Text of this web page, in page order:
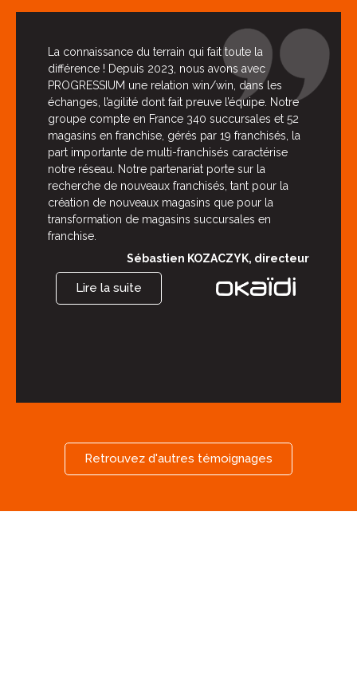
La connaissance du terrain qui fait toute la
différence ! Depuis 2023, nous avons avec
PROGRESSIUM une relation win/win, dans les
échanges, l’agilité dont fait preuve l’équipe. Notre
groupe compte en France 340 succursales et 52
magasins en franchise, gérés par 19 franchisés, la
part importante de multi-franchisés caractérise
notre réseau. Notre partenariat porte sur la
recherche de nouveaux franchisés, tant pour la
création de nouveaux magasins que pour la
transformation de magasins succursales en
franchise.
Sébastien KOZACZYK, directeur
Lire la suite
Retrouvez d'autres témoignages